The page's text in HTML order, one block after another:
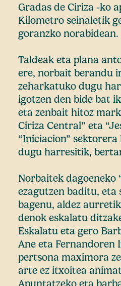
Gradas de Ciriza -ko
Kilometro seinaletik
goranzko
Taldeak eta plana
ere, norbait berandu
zeharkatuko dugu
igotzen den bide bat
eta zenbait hitoz
Ciriza Central” eta
“Iniciacion”
dugu harresitik,
Norbaitek dagoeneko
ezagutzen baditu, eta
bagenu, aldez
denok eskalatu
Eskalatu eta gero
Ane eta Fernandoren
pertsona maximora
arte ez itxoitea
Apuntatzeko eta